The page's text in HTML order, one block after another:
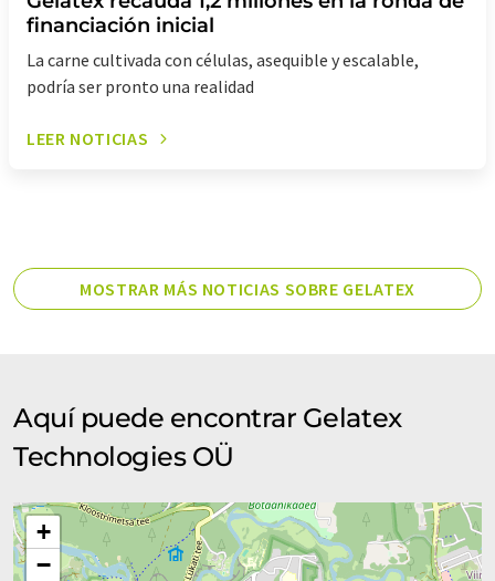
financiación inicial
La carne cultivada con células, asequible y escalable,
podría ser pronto una realidad
LEER NOTICIAS
MOSTRAR MÁS NOTICIAS SOBRE GELATEX
Aquí puede encontrar Gelatex
Technologies OÜ
+
−